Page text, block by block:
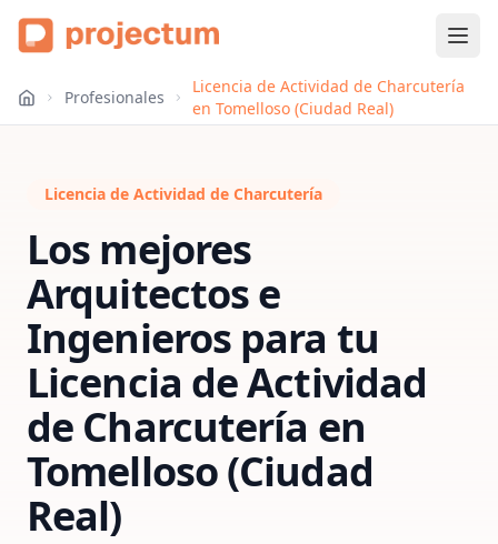
Profesionales
Licencia de Actividad de Charcutería
en Tomelloso (Ciudad Real)
Licencia de Actividad de Charcutería
Los mejores
Arquitectos e
Ingenieros para tu
Licencia de Actividad
de Charcutería en
Tomelloso (Ciudad
Real)